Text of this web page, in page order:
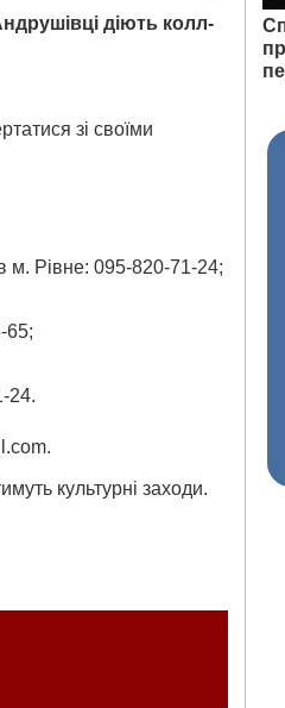
діють колл-
зі своїми
м. Рівне: 095-820-71-24;
65;
24.
культурні заходи.